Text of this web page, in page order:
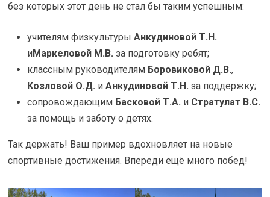
без которых этот день не стал бы таким успешным:
учителям физкультурыАнкудиновой Т.Н.
иМаркеловой М.В. за подготовку ребят;
классным руководителям Боровиковой Д.В.,
Козловой О.Д. иАнкудиновой Т.Н. за поддержку;
сопровождающим Басковой Т.А. и Стратулат В.С.
за помощь и заботу о детях.
Так держать! Ваш пример вдохновляет на новые
спортивные достижения. Впереди ещё много побед!